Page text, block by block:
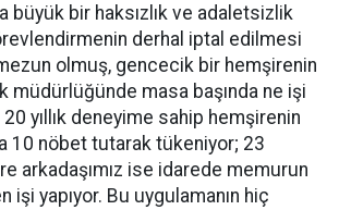
büyük bir haksızlık ve adaletsizlik
derhal iptal edilmesi
olmuş, gencecik bir hemşirenin
müdürlüğünde masa başında ne işi
yıllık deneyime sahip hemşirenin
10 nöbet tutarak tükeniyor; 23
arkadaşımız ise idarede memurun
işi yapıyor. Bu uygulamanın hiç